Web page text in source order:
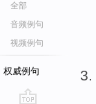
全部
音频例句
视频例句
权威例句